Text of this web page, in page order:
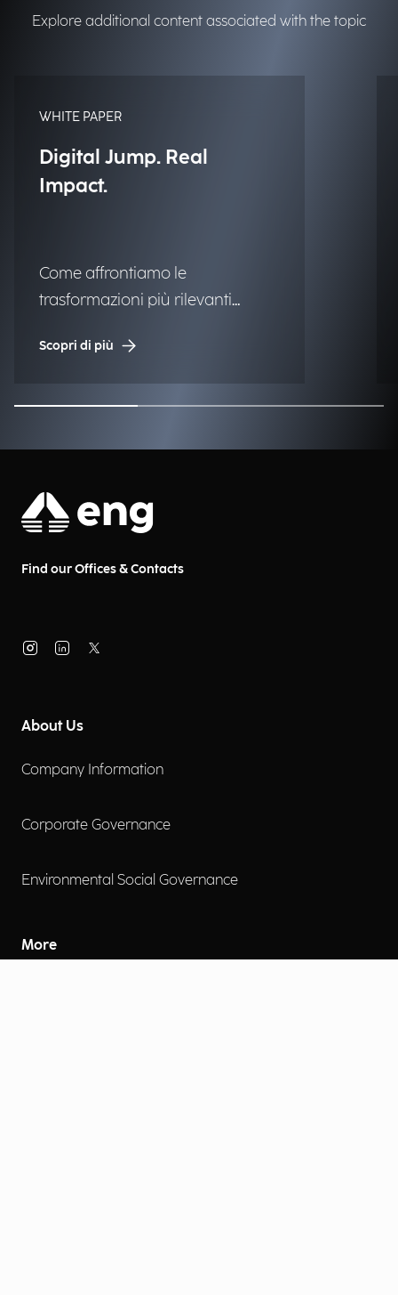
Explore additional content associated with the topic
WHITE PAPER
Digital Jump. Real
Impact.
Come affrontiamo le
trasformazioni più rilevanti
possiamo generare, il successo
che possiamo ottenere oggi e nel
tempo.
Scopri di più
Find our Offices & Contacts
About Us
Company Information
Corporate Governance
Environmental Social Governance
More